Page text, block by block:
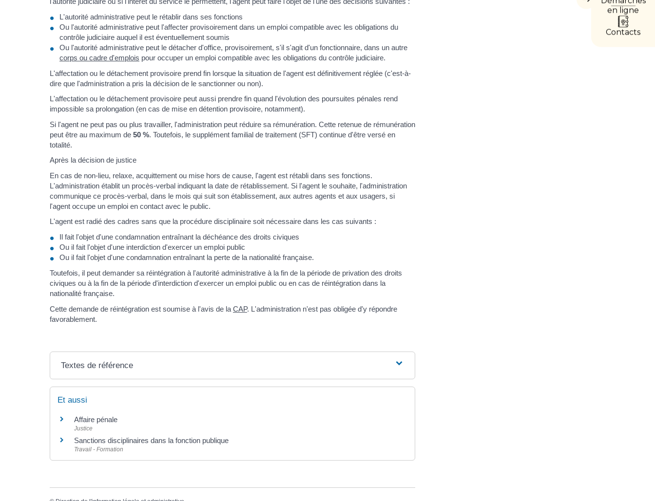
Masquer
en ligne
Contacts
L'autorité administrative peut le rétablir dans ses fonctions
Ou l'autorité administrative peut l'affecter provisoirement dans un emploi compatible avec les obligations du
contrôle judiciaire auquel il est éventuellement soumis
Ou l'autorité administrative peut le détacher d'office, provisoirement, s'il s'agit d'un fonctionnaire, dans un autre
corps ou cadre d'emplois pour occuper un emploi compatible avec les obligations du contrôle judiciaire.
L'affectation ou le détachement provisoire prend fin lorsque la situation de l'agent est définitivement réglée (c'est-à-
dire que l'administration a pris la décision de le sanctionner ou non).
L'affectation ou le détachement provisoire peut aussi prendre fin quand l'évolution des poursuites pénales rend
impossible sa prolongation (en cas de mise en détention provisoire, notamment).
Si l'agent ne peut pas ou plus travailler, l'administration peut réduire sa rémunération. Cette retenue de rémunération
peut être au maximum de 50 %. Toutefois, le supplément familial de traitement (SFT) continue d'être versé en
totalité.
Après la décision de justice
En cas de non-lieu, relaxe, acquittement ou mise hors de cause, l'agent est rétabli dans ses fonctions.
L'administration établit un procès-verbal indiquant la date de rétablissement. Si l'agent le souhaite, l'administration
communique ce procès-verbal, dans le mois qui suit son établissement, aux autres agents et aux usagers, si
l'agent occupe un emploi en contact avec le public.
L'agent est radié des cadres sans que la procédure disciplinaire soit nécessaire dans les cas suivants :
Il fait l'objet d'une condamnation entraînant la déchéance des droits civiques
Ou il fait l'objet d'une interdiction d'exercer un emploi public
Ou il fait l'objet d'une condamnation entraînant la perte de la nationalité française.
Toutefois, il peut demander sa réintégration à l'autorité administrative à la fin de la période de privation des droits
civiques ou à la fin de la période d'interdiction d'exercer un emploi public ou en cas de réintégration dans la
nationalité française.
Cette demande de réintégration est soumise à l'avis de la CAP. L'administration n'est pas obligée d'y répondre
favorablement.
Textes de référence
Et aussi
Affaire pénale
Justice
Sanctions disciplinaires dans la fonction publique
Travail - Formation